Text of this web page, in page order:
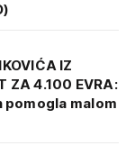
IZ
ZA 4.100 EVRA:
pomogla malom